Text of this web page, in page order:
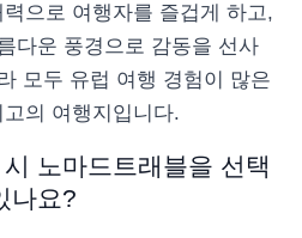
으로 여행자를 즐겁게 하고,
다운 풍경으로 감동을 선사
모두 유럽 여행 경험이 많은
의 여행지입니다.
노마드트래블을 선택
나요?